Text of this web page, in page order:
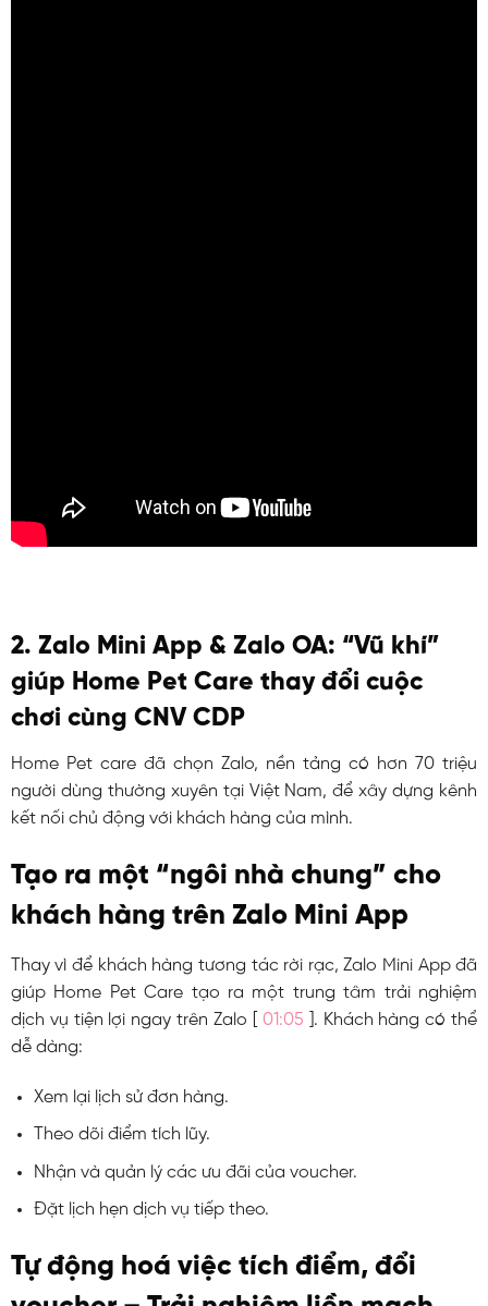
2. Zalo Mini App & Zalo OA: “Vũ khí”
giúp Home Pet Care thay đổi cuộc
chơi cùng CNV CDP
Home Pet care đã chọn Zalo, nền tảng có hơn 70 triệu
người dùng thường xuyên tại Việt Nam, để xây dựng kênh
kết nối chủ động với khách hàng của mình.
Tạo ra một “ngôi nhà chung” cho
khách hàng trên Zalo Mini App
Thay vì để khách hàng tương tác rời rạc, Zalo Mini App đã
giúp Home Pet Care tạo ra một trung tâm trải nghiệm
dịch vụ tiện lợi ngay trên Zalo [ 01:05 ]. Khách hàng có thể
dễ dàng:
Xem lại lịch sử đơn hàng.
Theo dõi điểm tích lũy.
Nhận và quản lý các ưu đãi của voucher.
Đặt lịch hẹn dịch vụ tiếp theo.
Tự động hoá việc tích điểm, đổi